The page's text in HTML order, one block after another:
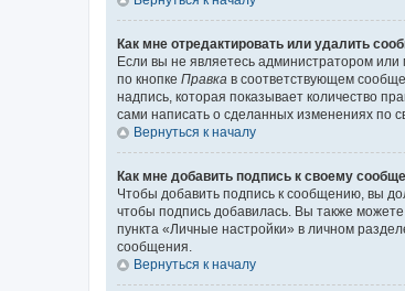
Как мне отредактировать или удалить
Если вы не являетесь администратором
по кнопке Правка в соответствующем
надпись, которая показывает количество
сами написать о сделанных изменениях по
Вернуться к началу
Как мне добавить подпись к своему
Чтобы добавить подпись к сообщению, вы
чтобы подпись добавилась. Вы также
пункта «Личные настройки» в личном
сообщения.
Вернуться к началу